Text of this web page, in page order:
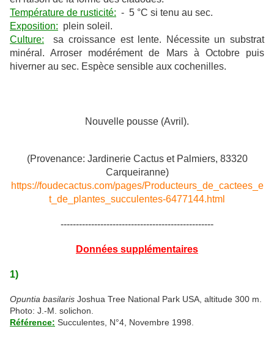
Température de rusticité: - 5 °C si tenu au sec.
Exposition: plein soleil.
Culture: sa croissance est lente. Nécessite un substrat
minéral. Arroser modérément de Mars à Octobre puis
hiverner au sec. Espèce sensible aux cochenilles.
Nouvelle pousse (Avril).
(Provenance: Jardinerie Cactus et Palmiers, 83320
Carqueiranne)
https://foudecactus.com/pages/Producteurs_de_cactees_e
t_de_plantes_succulentes-6477144.html
--------------------------------------------------
Données supplémentaires
1)
Opuntia basilaris Joshua Tree National Park USA, altitude 300 m.
Photo: J.-M. solichon.
Référence: Succulentes, N°4, Novembre 1998.